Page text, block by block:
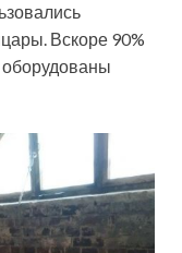
Вскоре 90%
оборудованы